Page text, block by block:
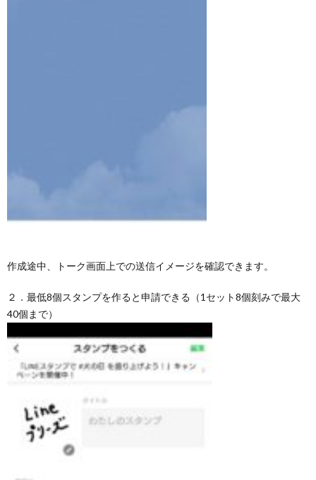
作成途中、トーク画面上での送信イメージを確認できます。
２．最低8個スタンプを作ると申請できる（1セット8個刻みで最大
40個まで）